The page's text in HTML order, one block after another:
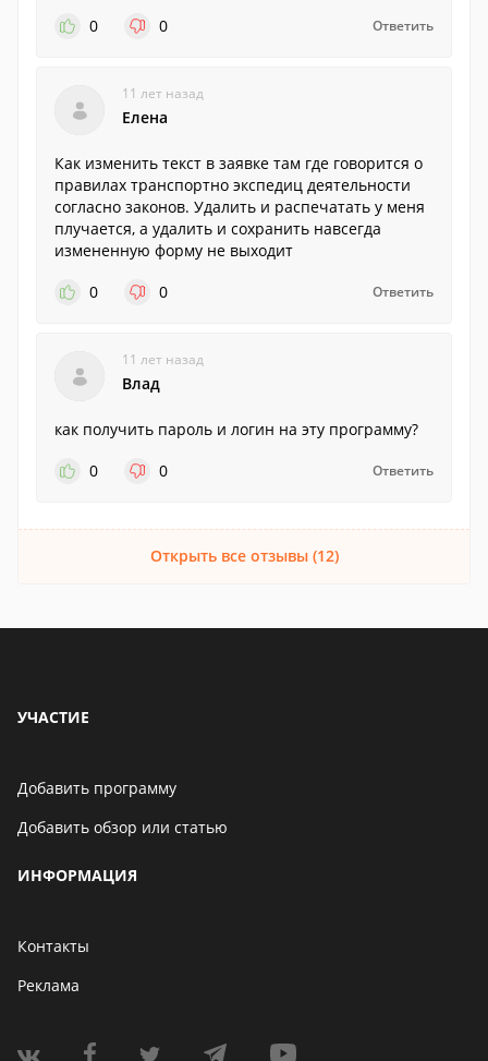
0
0 Ответить
11 лет назад
Елена
Как изменить текст в заявке там где говорится о
правилах транспортно экспедиц деятельности
согласно законов. Удалить и распечатать у меня
плучается, а удалить и сохранить навсегда
измененную форму не выходит
0
0 Ответить
11 лет назад
Влад
как получить пароль и логин на эту программу?
0
0 Ответить
Открыть все отзывы (12)
УЧАСТИЕ
Добавить программу
Добавить обзор или статью
ИНФОРМАЦИЯ
Контакты
Реклама